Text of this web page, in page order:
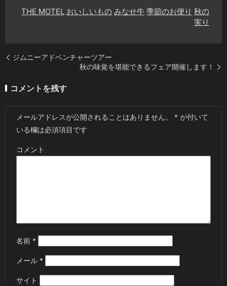
THE MOTEL おいしいもの みなせ牛 季節のお便り 秋の
実り
ジムニーアドベンチャーツアー
秋の味覚を堪能できるフェア開催します！
コメントを残す
メールアドレスが公開されることはありません。 * が付いて
いる欄は必須項目です
コメント
名前 *
メール *
サイト